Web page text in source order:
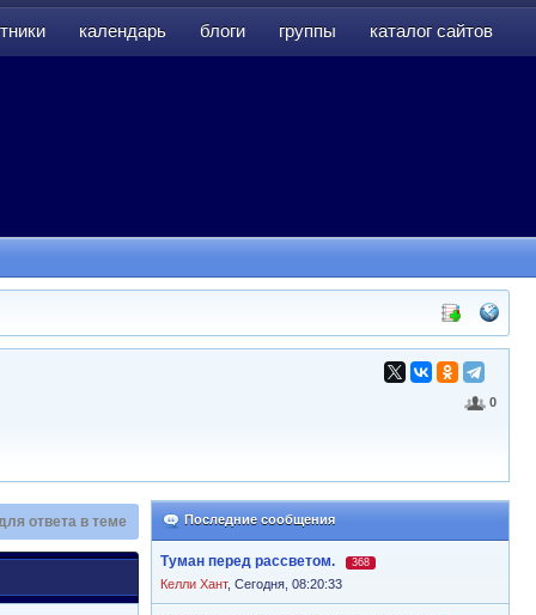
календарь блоги группы каталог сайтов
0
Последние сообщения
Туман перед рассветом. 368
Келли Хант, Сегодня, 08:20:33
ответа в теме